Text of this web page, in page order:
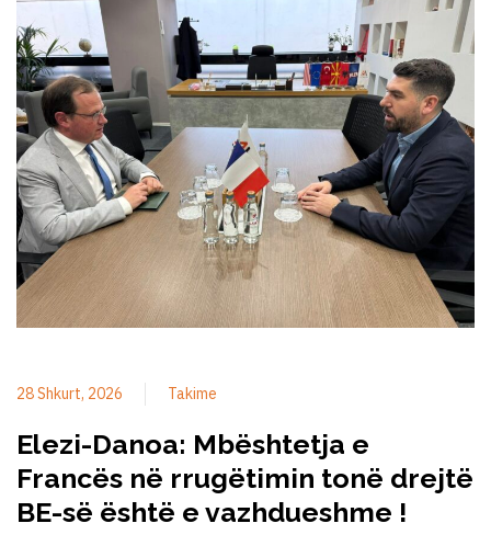
28 Shkurt, 2026 Takime
Elezi-Danoa: Mbështetja e
Francës në rrugëtimin tonë drejtë
BE-së është e vazhdueshme !